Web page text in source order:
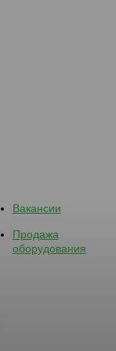
Вакансии
Продажа
оборудования